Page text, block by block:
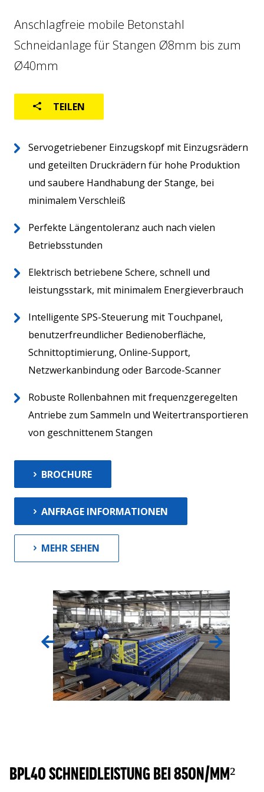
LOGISTIK
GEBRAUCHTMASCHINEN
Aktuelles
Kontakt
Home
Über uns
Weltweit
Anschlagfreie mobile Betonstahl
Schneidanlage für Stangen Ø8mm bis zum
Ø40mm
TEILEN
Servogetriebener Einzugskopf mit Einzugsrädern
und geteilten Druckrädern für hohe Produktion
und saubere Handhabung der Stange, bei
minimalem Verschleiß
Perfekte Längentoleranz auch nach vielen
Betriebsstunden
Elektrisch betriebene Schere, schnell und
leistungsstark, mit minimalem Energieverbrauch
Intelligente SPS-Steuerung mit Touchpanel,
benutzerfreundlicher Bedienoberfläche,
Schnittoptimierung, Online-Support,
Netzwerkanbindung oder Barcode-Scanner
Robuste Rollenbahnen mit frequenzgeregelten
Antriebe zum Sammeln und Weitertransportieren
von geschnittenem Stangen
BROCHURE
ANFRAGE INFORMATIONEN
MEHR SEHEN
BPL40 SCHNEIDLEISTUNG BEI 850N/MM²